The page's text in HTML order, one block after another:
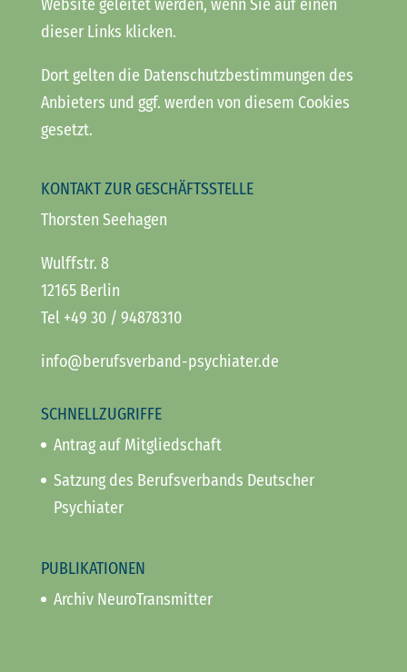
Website geleitet werden, wenn Sie auf einen
dieser Links klicken.
Dort gelten die Datenschutzbestimmungen des
Anbieters und ggf. werden von diesem Cookies
gesetzt.
KONTAKT ZUR GESCHÄFTSSTELLE
Thorsten Seehagen
Wulffstr. 8
12165 Berlin
Tel +49 30 / 94878310
info@berufsverband-psychiater.de
SCHNELLZUGRIFFE
Antrag auf Mitgliedschaft
Satzung des Berufsverbands Deutscher
Psychiater
PUBLIKATIONEN
Archiv NeuroTransmitter